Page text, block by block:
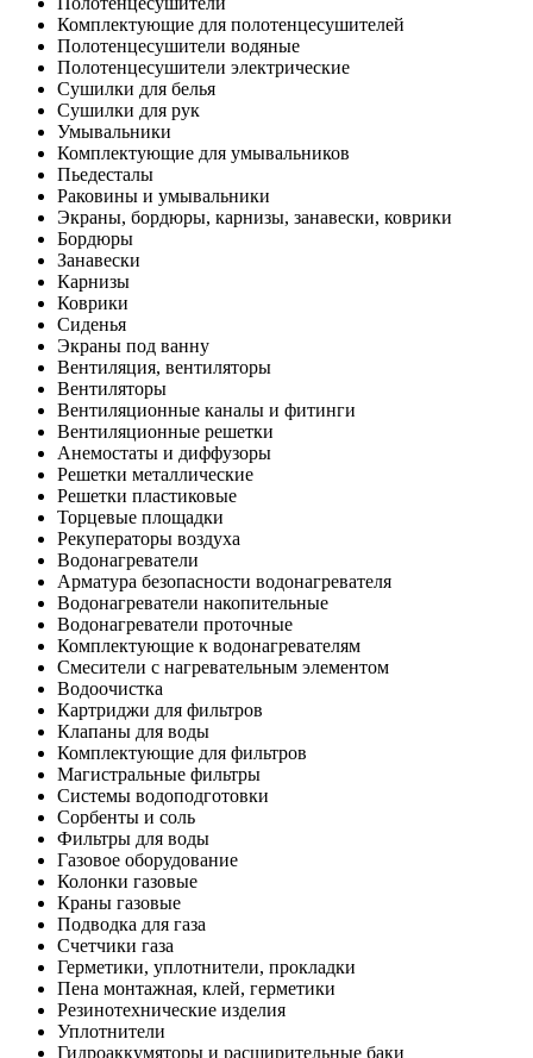
Комплектующие для полотенцесушителей
Полотенцесушители водяные
Полотенцесушители электрические
Сушилки для белья
Сушилки для рук
Умывальники
Комплектующие для умывальников
Пьедесталы
Раковины и умывальники
Экраны, бордюры, карнизы, занавески, коврики
Бордюры
Занавески
Карнизы
Коврики
Сиденья
Экраны под ванну
Вентиляция, вентиляторы
Вентиляторы
Вентиляционные каналы и фитинги
Вентиляционные решетки
Анемостаты и диффузоры
Решетки металлические
Решетки пластиковые
Торцевые площадки
Рекуператоры воздуха
Водонагреватели
Арматура безопасности водонагревателя
Водонагреватели накопительные
Водонагреватели проточные
Комплектующие к водонагревателям
Смесители с нагревательным элементом
Водоочистка
Картриджи для фильтров
Клапаны для воды
Комплектующие для фильтров
Магистральные фильтры
Системы водоподготовки
Сорбенты и соль
Фильтры для воды
Газовое оборудование
Колонки газовые
Краны газовые
Подводка для газа
Счетчики газа
Герметики, уплотнители, прокладки
Пена монтажная, клей, герметики
Резинотехнические изделия
Уплотнители
Гидроаккумяторы и расширительные баки